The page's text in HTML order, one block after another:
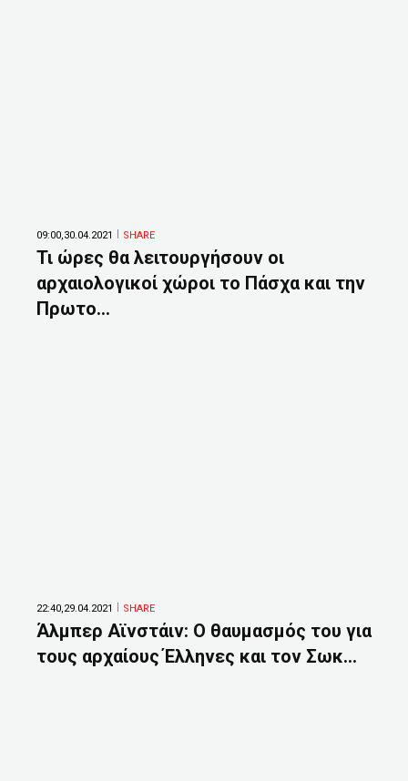
09:00,30.04.2021 SHARE
Τι ώρες θα λειτουργήσουν οι
αρχαιολογικοί χώροι το Πάσχα και την
Πρωτο...
22:40,29.04.2021 SHARE
Άλμπερ Αϊνστάιν: Ο θαυμασμός του για
τους αρχαίους Έλληνες και τον Σωκ...